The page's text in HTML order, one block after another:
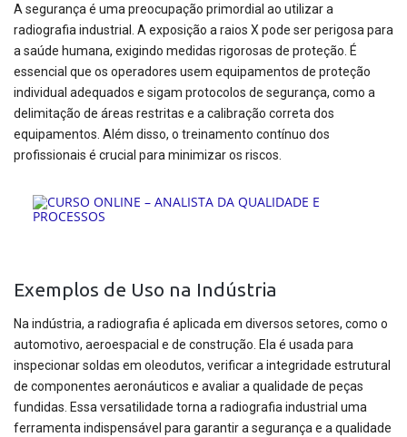
A segurança é uma preocupação primordial ao utilizar a
radiografia industrial. A exposição a raios X pode ser perigosa para
a saúde humana, exigindo medidas rigorosas de proteção. É
essencial que os operadores usem equipamentos de proteção
individual adequados e sigam protocolos de segurança, como a
delimitação de áreas restritas e a calibração correta dos
equipamentos. Além disso, o treinamento contínuo dos
profissionais é crucial para minimizar os riscos.
Exemplos de Uso na Indústria
Na indústria, a radiografia é aplicada em diversos setores, como o
automotivo, aeroespacial e de construção. Ela é usada para
inspecionar soldas em oleodutos, verificar a integridade estrutural
de componentes aeronáuticos e avaliar a qualidade de peças
fundidas. Essa versatilidade torna a radiografia industrial uma
ferramenta indispensável para garantir a segurança e a qualidade